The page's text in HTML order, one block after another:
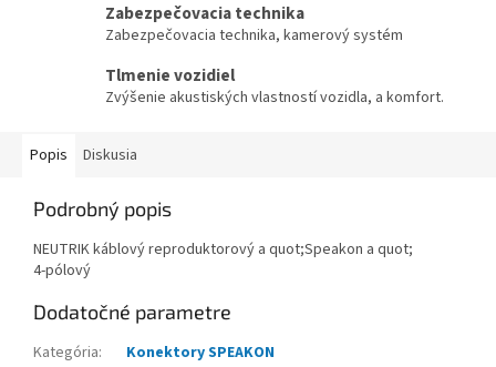
Zabezpečovacia technika
Zabezpečovacia technika, kamerový systém
Tlmenie vozidiel
Zvýšenie akustiských vlastností vozidla, a komfort.
Popis Diskusia
Podrobný popis
NEUTRIK káblový reproduktorový a quot;Speakon a quot;
4-pólový
Dodatočné parametre
Kategória:
Konektory SPEAKON